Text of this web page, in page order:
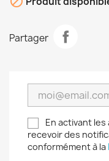
Partager
En activant les
recevoir des
conformément à la